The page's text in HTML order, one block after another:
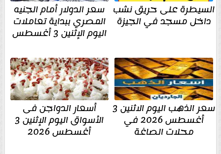
السيطرة على حريق نشب
داخل مسجد في الجيزة
سعر الدولار أمام الجنيه
المصري ببداية تعاملات
اليوم الإثنين 3 أغسطس
سعر الذهب اليوم الاثنين 3
أغسطس 2026 في
محلات الصاغة
أسعار الدواجن فى
الأسواق اليوم الإثنين 3
أغسطس 2026